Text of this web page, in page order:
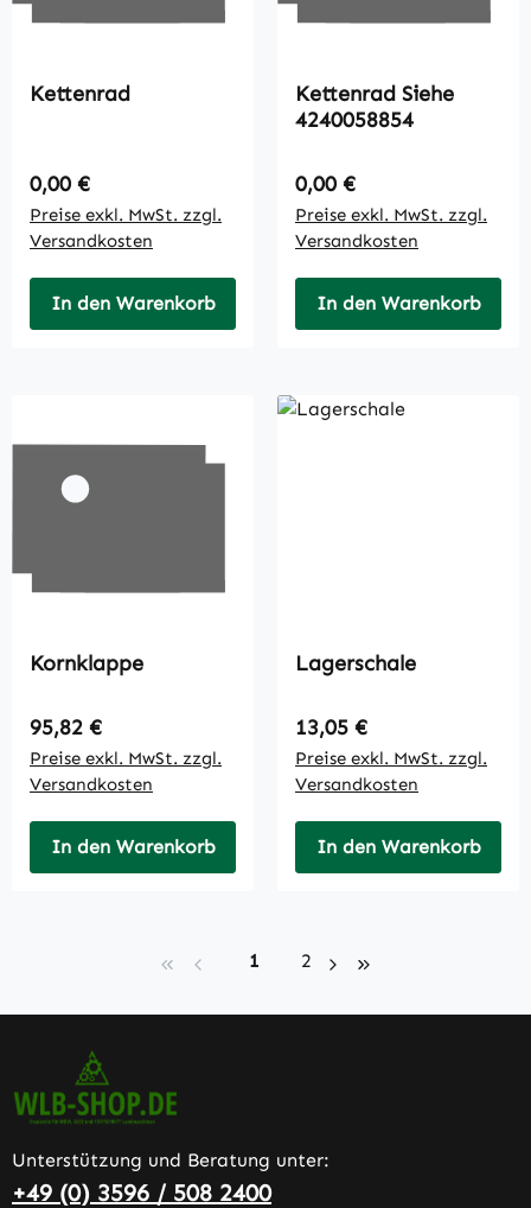
Kettenrad
Regulärer Preis:
0,00 €
Preise exkl. MwSt. zzgl.
Versandkosten
In den Warenkorb
Kettenrad Siehe
4240058854
Regulärer Preis:
0,00 €
Preise exkl. MwSt. zzgl.
Versandkosten
In den Warenkorb
Kornklappe
Regulärer Preis:
95,82 €
Preise exkl. MwSt. zzgl.
Versandkosten
In den Warenkorb
Lagerschale
Regulärer Preis:
13,05 €
Preise exkl. MwSt. zzgl.
Versandkosten
In den Warenkorb
Seite
1 Seite
2
Unterstützung und Beratung unter:
+49 (0) 3596 / 508 2400